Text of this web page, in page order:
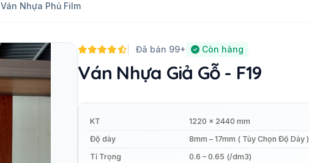
Ván Nhựa Phủ Film
Đã bán 99+ Còn hàng
Ván Nhựa Giả Gỗ - F19
KT
1220 x 2440 mm
Độ dày
8mm – 17mm ( Tùy Chọn Độ Dày )
Tỉ Trọng
0.6 – 0.65 (/dm3)